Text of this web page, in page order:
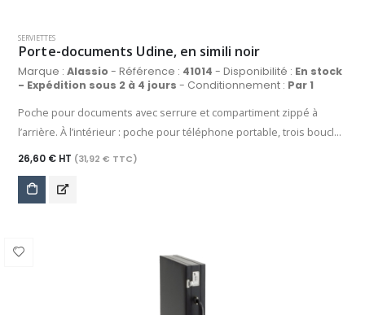
SERVIETTES
Porte-documents Udine, en simili noir
Marque :Alassio - Référence : 41014 - Disponibilité : En stock
- Expédition sous 2 à 4 jours - Conditionnement : Par 1
Poche pour documents avec serrure et compartiment zippé à
l’arrière. À l’intérieur : poche pour téléphone portable, trois boucles
pour stylos, diverses poches pour cartes de crédit, poche zippée.
élégant et de haute qualité pour un usage professionnel. Il est
compartiment principal spacieux qui protège le contenu en toute
sécurité. À l’intérieur, il y a des compartiments et des fentes qui
peuvent être utilisés de manière optimale pour organiser des
documents, des cartes de visite, des stylos, une tablette ou
26,60 € HT (31,92 € TTC)